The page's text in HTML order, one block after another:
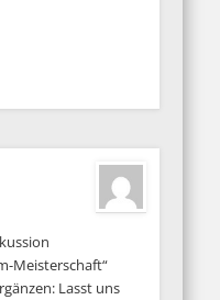
Meisterschaft“
Lasst uns